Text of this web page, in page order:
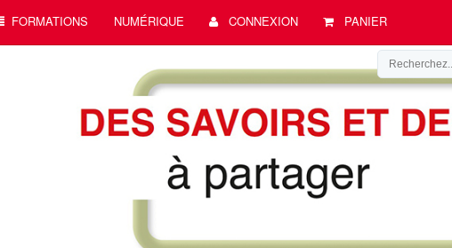
FORMATIONS NUMÉRIQUE CONNEXION PANIER